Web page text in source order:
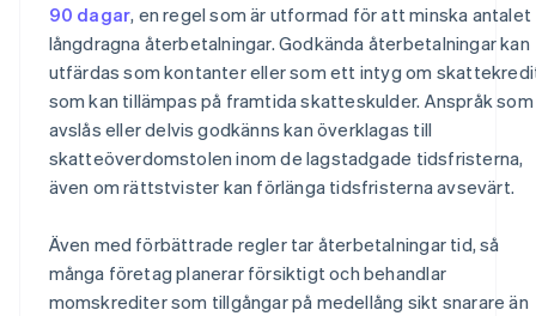
90 dagar, en regel som är utformad för att minska antalet
långdragna återbetalningar. Godkända återbetalningar kan
utfärdas som kontanter eller som ett intyg om
som kan tillämpas på framtida skatteskulder. Anspråk som
avslås eller delvis godkänns kan överklagas till
skatteöverdomstolen inom de lagstadgade tidsfristerna,
även om rättstvister kan förlänga tidsfristerna avsevärt.
Även med förbättrade regler tar återbetalningar tid, så
många företag planerar försiktigt och behandlar
momskrediter som tillgångar på medellång sikt snarare än